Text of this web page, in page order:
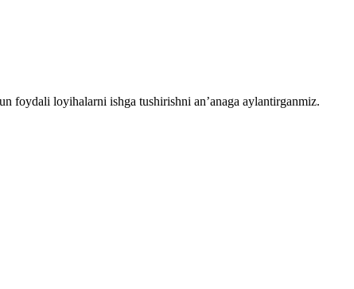
foydali loyihalarni ishga tushirishni an’anaga aylantirganmiz.